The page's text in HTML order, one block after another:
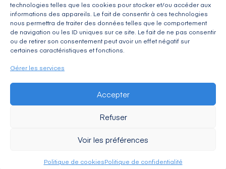
technologies telles que les cookies pour stocker et/ou accéder aux
informations des appareils. Le fait de consentir à ces technologies
nous permettra de traiter des données telles que le comportement
de navigation ou les ID uniques sur ce site. Le fait de ne pas consentir
ou de retirer son consentement peut avoir un effet négatif sur
certaines caractéristiques et fonctions.
Gérer les services
Accepter
Refuser
Voir les préférences
Politique de cookiesPolitique de confidentialité
CONTACT
Adresse : 30, avenue du Président Wilson 94234
CACHAN Cedex
Téléphone : 01 49 08 03 03
Mail : commercial@formapelec.fr
ESPACE TÉLÉCHARGEMENT
ESPACE RECRUTEMENT
Tous droits réservés - Coccinet ©2026